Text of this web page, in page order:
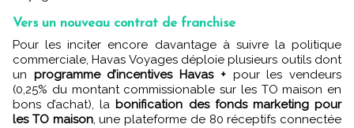
Vers un nouveau contrat de franchise
Pour les inciter encore davantage à suivre la politique
commerciale, Havas Voyages déploie plusieurs outils dont
un programme d’incentives Havas +pour les vendeurs
(0,25% du montant commissionable sur les TO maison en
bons d’achat), la bonification des fonds marketing pour
les TO maison, une plateforme de 80 réceptifs connectée